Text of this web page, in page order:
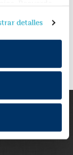
Para más
y la
detalles
de bolsillo